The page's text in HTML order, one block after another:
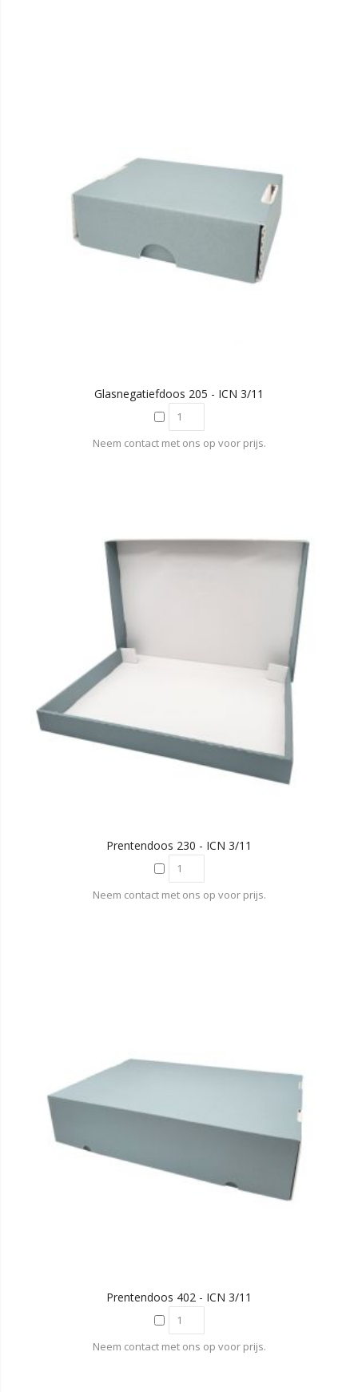
Glasnegatiefdoos 205 - ICN 3/11
Neem contact met ons op voor prijs.
Prentendoos 230 - ICN 3/11
Neem contact met ons op voor prijs.
Prentendoos 402 - ICN 3/11
Neem contact met ons op voor prijs.